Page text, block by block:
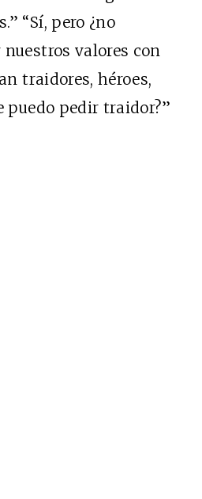
“Sí, pero ¿no
valores con
traidores, héroes,
puedo pedir traidor?”